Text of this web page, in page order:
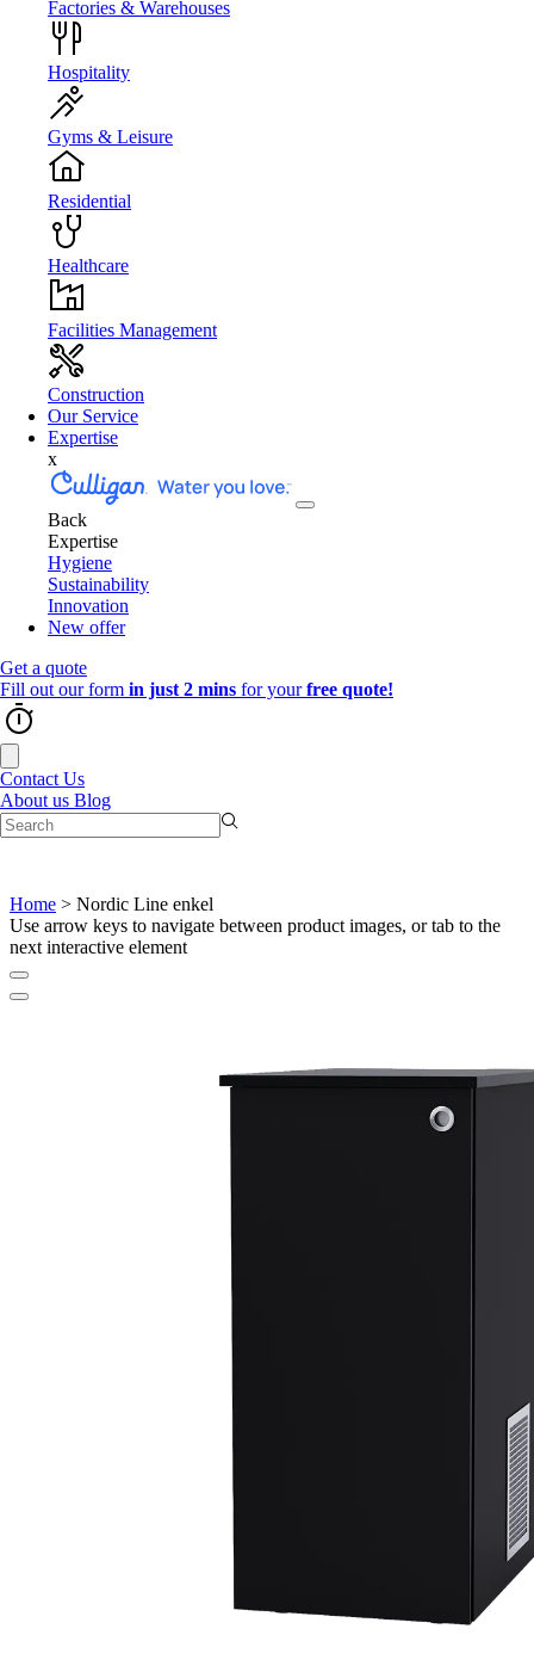
Factories & Warehouses
Hospitality
Gyms & Leisure
Residential
Healthcare
Facilities Management
Construction
Our Service
Expertise
x
Back
Expertise
Hygiene
Sustainability
Innovation
New offer
Get a quote
Fill out our form in just 2 mins for yourfree quote!
Contact Us
About us Blog
Home > Nordic Line enkel
Use arrow keys to navigate between product images, or tab to the
next interactive element